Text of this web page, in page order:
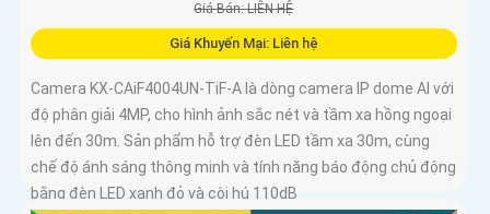
Giá Bán: LIÊN HỆ
Giá Khuyến Mại: Liên hệ
Camera KX-CAiF4004UN-TiF-A là dòng camera IP dome AI với
độ phân giải 4MP, cho hình ảnh sắc nét và tầm xa hồng ngoại
lên đến 30m. Sản phẩm hỗ trợ đèn LED tầm xa 30m, cùng
chế độ ánh sáng thông minh và tính năng báo động chủ động
bằng đèn LED xanh đỏ và còi hú 110dB